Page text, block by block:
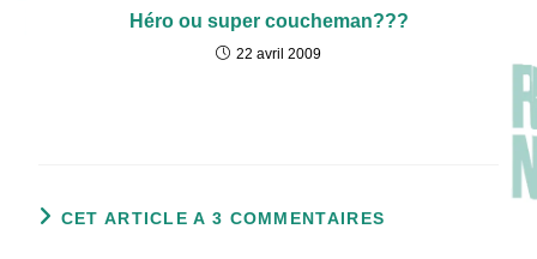
Héro ou super coucheman???
22 avril 2009
CET ARTICLE A 3 COMMENTAIRES